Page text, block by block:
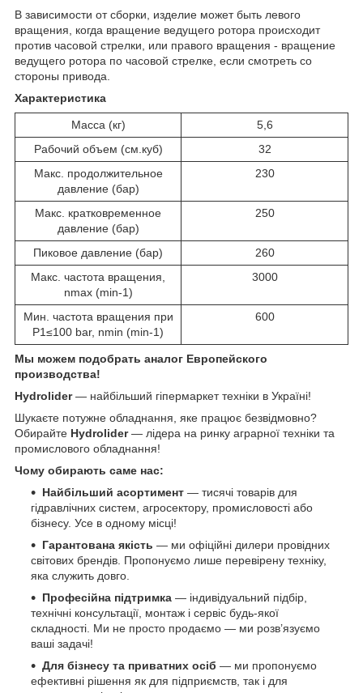
В зависимости от сборки, изделие может быть левого
вращения, когда вращение ведущего ротора происходит
против часовой стрелки, или правого вращения - вращение
ведущего ротора по часовой стрелке, если смотреть со
стороны привода.
Характеристика
Масса (кг)
5,6
Рабочий объем (см.куб)
32
Макс. продолжительное
давление (бар)
230
Макс. кратковременное
давление (бар)
250
Пиковое давление (бар)
260
Макс. частота вращения,
nmax (min-1)
3000
Мин. частота вращения при
P1≤100 bar, nmin (min-1)
600
Мы можем подобрать аналог Европейского
производства!
Hydrolider— найбільший гіпермаркет техніки в Україні!
Шукаєте потужне обладнання, яке працює безвідмовно?
Обирайте Hydrolider— лідера на ринку аграрної техніки та
промислового обладнання!
Чому обирають саме нас:
Найбільший асортимент — тисячі товарів для
гідравлічних систем, агросектору, промисловості або
бізнесу. Усе в одному місці!
Гарантована якість — ми офіційні дилери провідних
світових брендів. Пропонуємо лише перевірену техніку,
яка служить довго.
Професійна підтримка — індивідуальний підбір,
технічні консультації, монтаж і сервіс будь-якої
складності. Ми не просто продаємо — ми розв’язуємо
ваші задачі!
Для бізнесу та приватних осіб — ми пропонуємо
ефективні рішення як для підприємств, так і для